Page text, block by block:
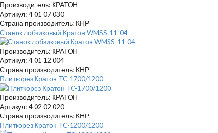
Производитель: КРАТОН
Артикул: 4 01 07 030
Страна производитель: КНР
Станок лобзиковый Кратон WMSS-11-04
Производитель: КРАТОН
Артикул: 4 01 12 004
Страна производитель: КНР
Плиткорез Кратон TC-1700/1200
Производитель: КРАТОН
Артикул: 4 02 02 020
Страна производитель: КНР
Плиткорез Кратон TC-1200/1200